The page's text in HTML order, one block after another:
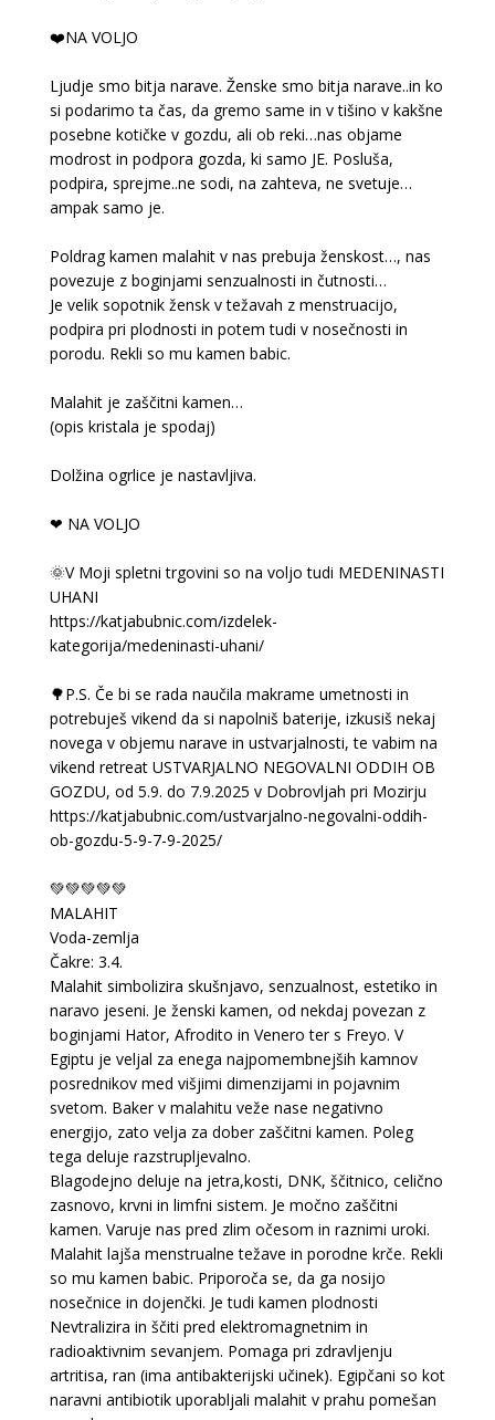
❤️NA VOLJO
Ljudje smo bitja narave. Ženske smo bitja narave..in ko
si podarimo ta čas, da gremo same in v tišino v kakšne
posebne kotičke v gozdu, ali ob reki…nas objame
modrost in podpora gozda, ki samo JE. Posluša,
podpira, sprejme..ne sodi, na zahteva, ne svetuje…
ampak samo je.
Poldrag kamen malahit v nas prebuja ženskost…, nas
povezuje z boginjami senzualnosti in čutnosti…
Je velik sopotnik žensk v težavah z menstruacijo,
podpira pri plodnosti in potem tudi v nosečnosti in
porodu. Rekli so mu kamen babic.
Malahit je zaščitni kamen…
(opis kristala je spodaj)
Dolžina ogrlice je nastavljiva.
❤ NA VOLJO
🌞V Moji spletni trgovini so na voljo tudi MEDENINASTI
UHANI
https://katjabubnic.com/izdelek-
kategorija/medeninasti-uhani/
🌳P.S. Če bi se rada naučila makrame umetnosti in
potrebuješ vikend da si napolniš baterije, izkusiš nekaj
novega v objemu narave in ustvarjalnosti, te vabim na
vikend retreat USTVARJALNO NEGOVALNI ODDIH OB
GOZDU, od 5.9. do 7.9.2025 v Dobrovljah pri Mozirju
https://katjabubnic.com/ustvarjalno-negovalni-oddih-
ob-gozdu-5-9-7-9-2025/
💚💚💚💚💚
MALAHIT
Voda-zemlja
Čakre: 3.4.
Malahit simbolizira skušnjavo, senzualnost, estetiko in
naravo jeseni. Je ženski kamen, od nekdaj povezan z
boginjami Hator, Afrodito in Venero ter s Freyo. V
Egiptu je veljal za enega najpomembnejših kamnov
posrednikov med višjimi dimenzijami in pojavnim
svetom. Baker v malahitu veže nase negativno
energijo, zato velja za dober zaščitni kamen. Poleg
tega deluje razstrupljevalno.
Blagodejno deluje na jetra,kosti, DNK, ščitnico, celično
zasnovo, krvni in limfni sistem. Je močno zaščitni
kamen. Varuje nas pred zlim očesom in raznimi uroki.
Malahit lajša menstrualne težave in porodne krče. Rekli
so mu kamen babic. Priporoča se, da ga nosijo
nosečnice in dojenčki. Je tudi kamen plodnosti
Nevtralizira in ščiti pred elektromagnetnim in
radioaktivnim sevanjem. Pomaga pri zdravljenju
artritisa, ran (ima antibakterijski učinek). Egipčani so kot
naravni antibiotik uporabljali malahit v prahu pomešan